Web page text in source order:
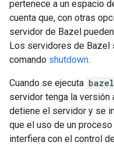
pertenece a un espacio
cuenta que, con otras
servidor de Bazel
Los servidores de Bazel
comando shutdown.
Cuando se ejecuta bazel
servidor tenga la versión
detiene el servidor y se
que el uso de un
interfiera con el control